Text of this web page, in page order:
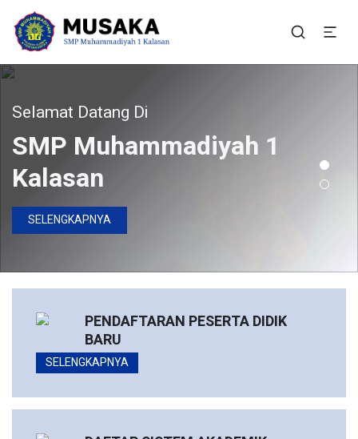
SMP Muhammadiyah 1
Kalasan
Situs Resmi SMP Muhammadiyah 1 Kalasan
Datang Di
SMP Muhammadiyah 1
Kalasan
SELENGKAPNYA
Bersama Kami
Pendaftaran Peserta
Didik Baru Telah Dibuka
PENDAFTARAN PESERTA DIDIK
BARU
SELENGKAPNYA